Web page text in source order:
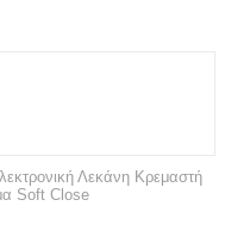
Λεκάνη Κρεμαστή
Soft Close